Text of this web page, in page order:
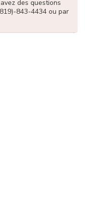
des questions
843-4434 ou par